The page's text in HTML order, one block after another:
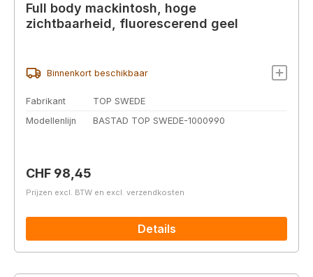
Full body mackintosh, hoge
zichtbaarheid, fluorescerend geel
Binnenkort beschikbaar
Fabrikant
TOP SWEDE
Modellenlijn
BASTAD TOP SWEDE-1000990
Normale prijs:
CHF 98,45
Prijzen excl. BTW en excl. verzendkosten
Details